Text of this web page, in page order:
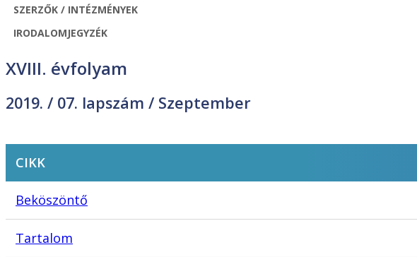
SZERZŐK / INTÉZMÉNYEK
IRODALOMJEGYZÉK
XVIII. évfolyam
2019. / 07. lapszám / Szeptember
CIKK
Beköszöntő
Tartalom